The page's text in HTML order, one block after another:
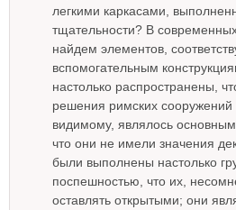
легкими каркасами,
тщательности? В
найдем элементов,
вспомогательным
настолько распространены,
решения римских сооружений
видимому, являлось
что они не имели значения
были выполнены настолько
поспешностью, что их,
оставлять открытыми; они